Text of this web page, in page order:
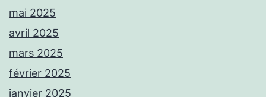
mai 2025
avril 2025
mars 2025
février 2025
janvier 2025